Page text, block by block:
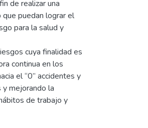
de realizar una
puedan lograr el
para la salud y
cuya finalidad es
continua en los
el “0” accidentes y
mejorando la
de trabajo y